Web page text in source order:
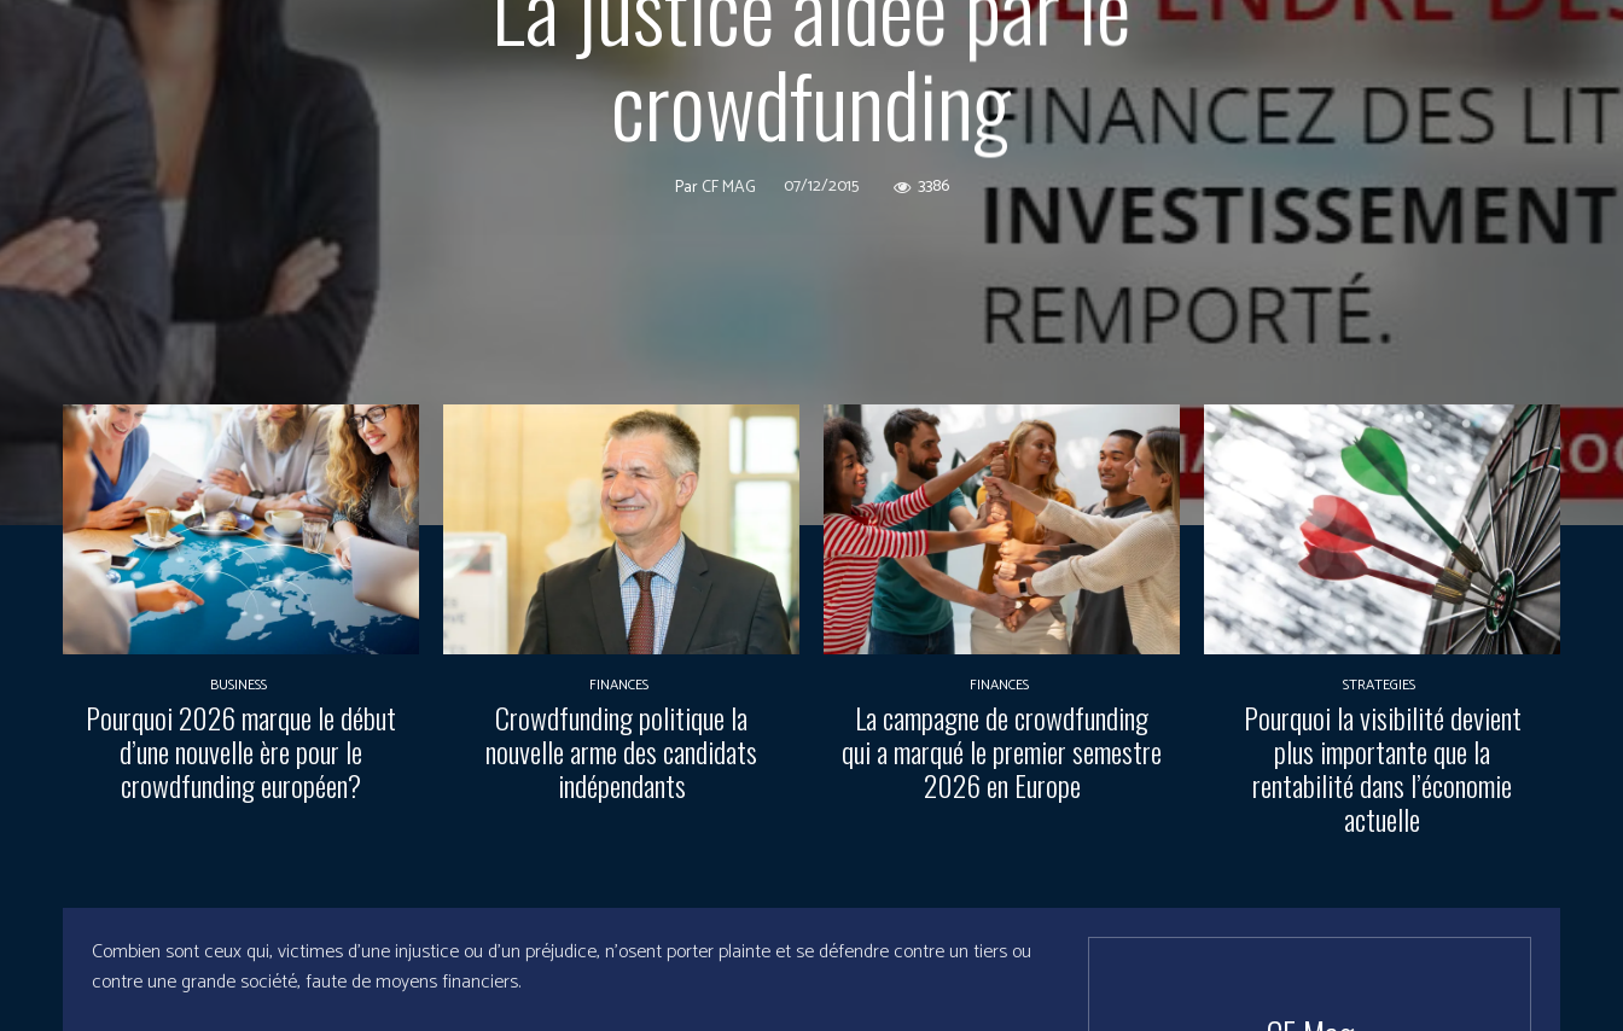
crowdfunding
ParCF MAG 07/12/2015 3386
BUSINESS
Pourquoi 2026 marque le début
d’une nouvelle ère pour le
crowdfunding européen?
FINANCES
Crowdfunding politique la
nouvelle arme des candidats
indépendants
FINANCES
La campagne de crowdfunding
qui a marqué le premier semestre
2026 en Europe
STRATEGIES
Pourquoi la visibilité devient
plus importante que la
rentabilité dans l’économie
actuelle
Combien sont ceux qui, victimes d’une injustice ou d’un préjudice, n’osent porter plainte et se défendre contre un tiers ou
contre une grande société, faute de moyens financiers.